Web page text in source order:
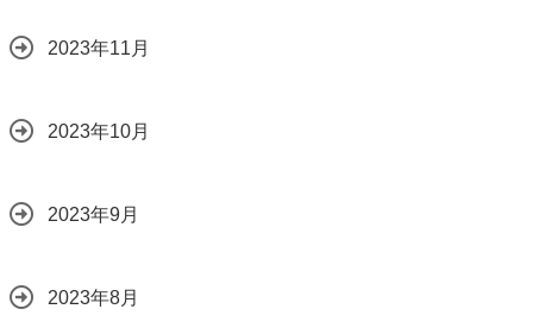
2023年11月
2023年10月
2023年9月
2023年8月